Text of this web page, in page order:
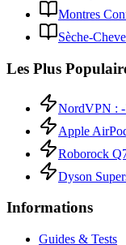
Montres
Sèche-
Les Plus
NordVPN :
Apple
Roborock
Dyson
Informations
Guides & Tests